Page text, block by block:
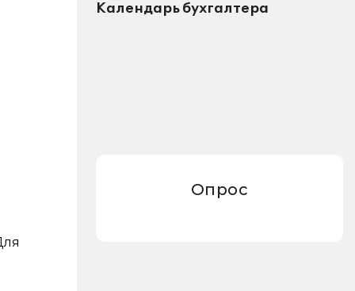
Календарь бухгалтера
Опрос